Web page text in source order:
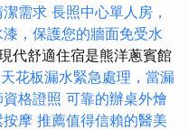
需求 長照中心單人房，
漆，保護您的牆面免受水
代舒適住宿是熊洋蔥賓館
天花板漏水緊急處理，當漏
格證照 可靠的辦桌外燴
按摩 推薦值得信賴的醫美